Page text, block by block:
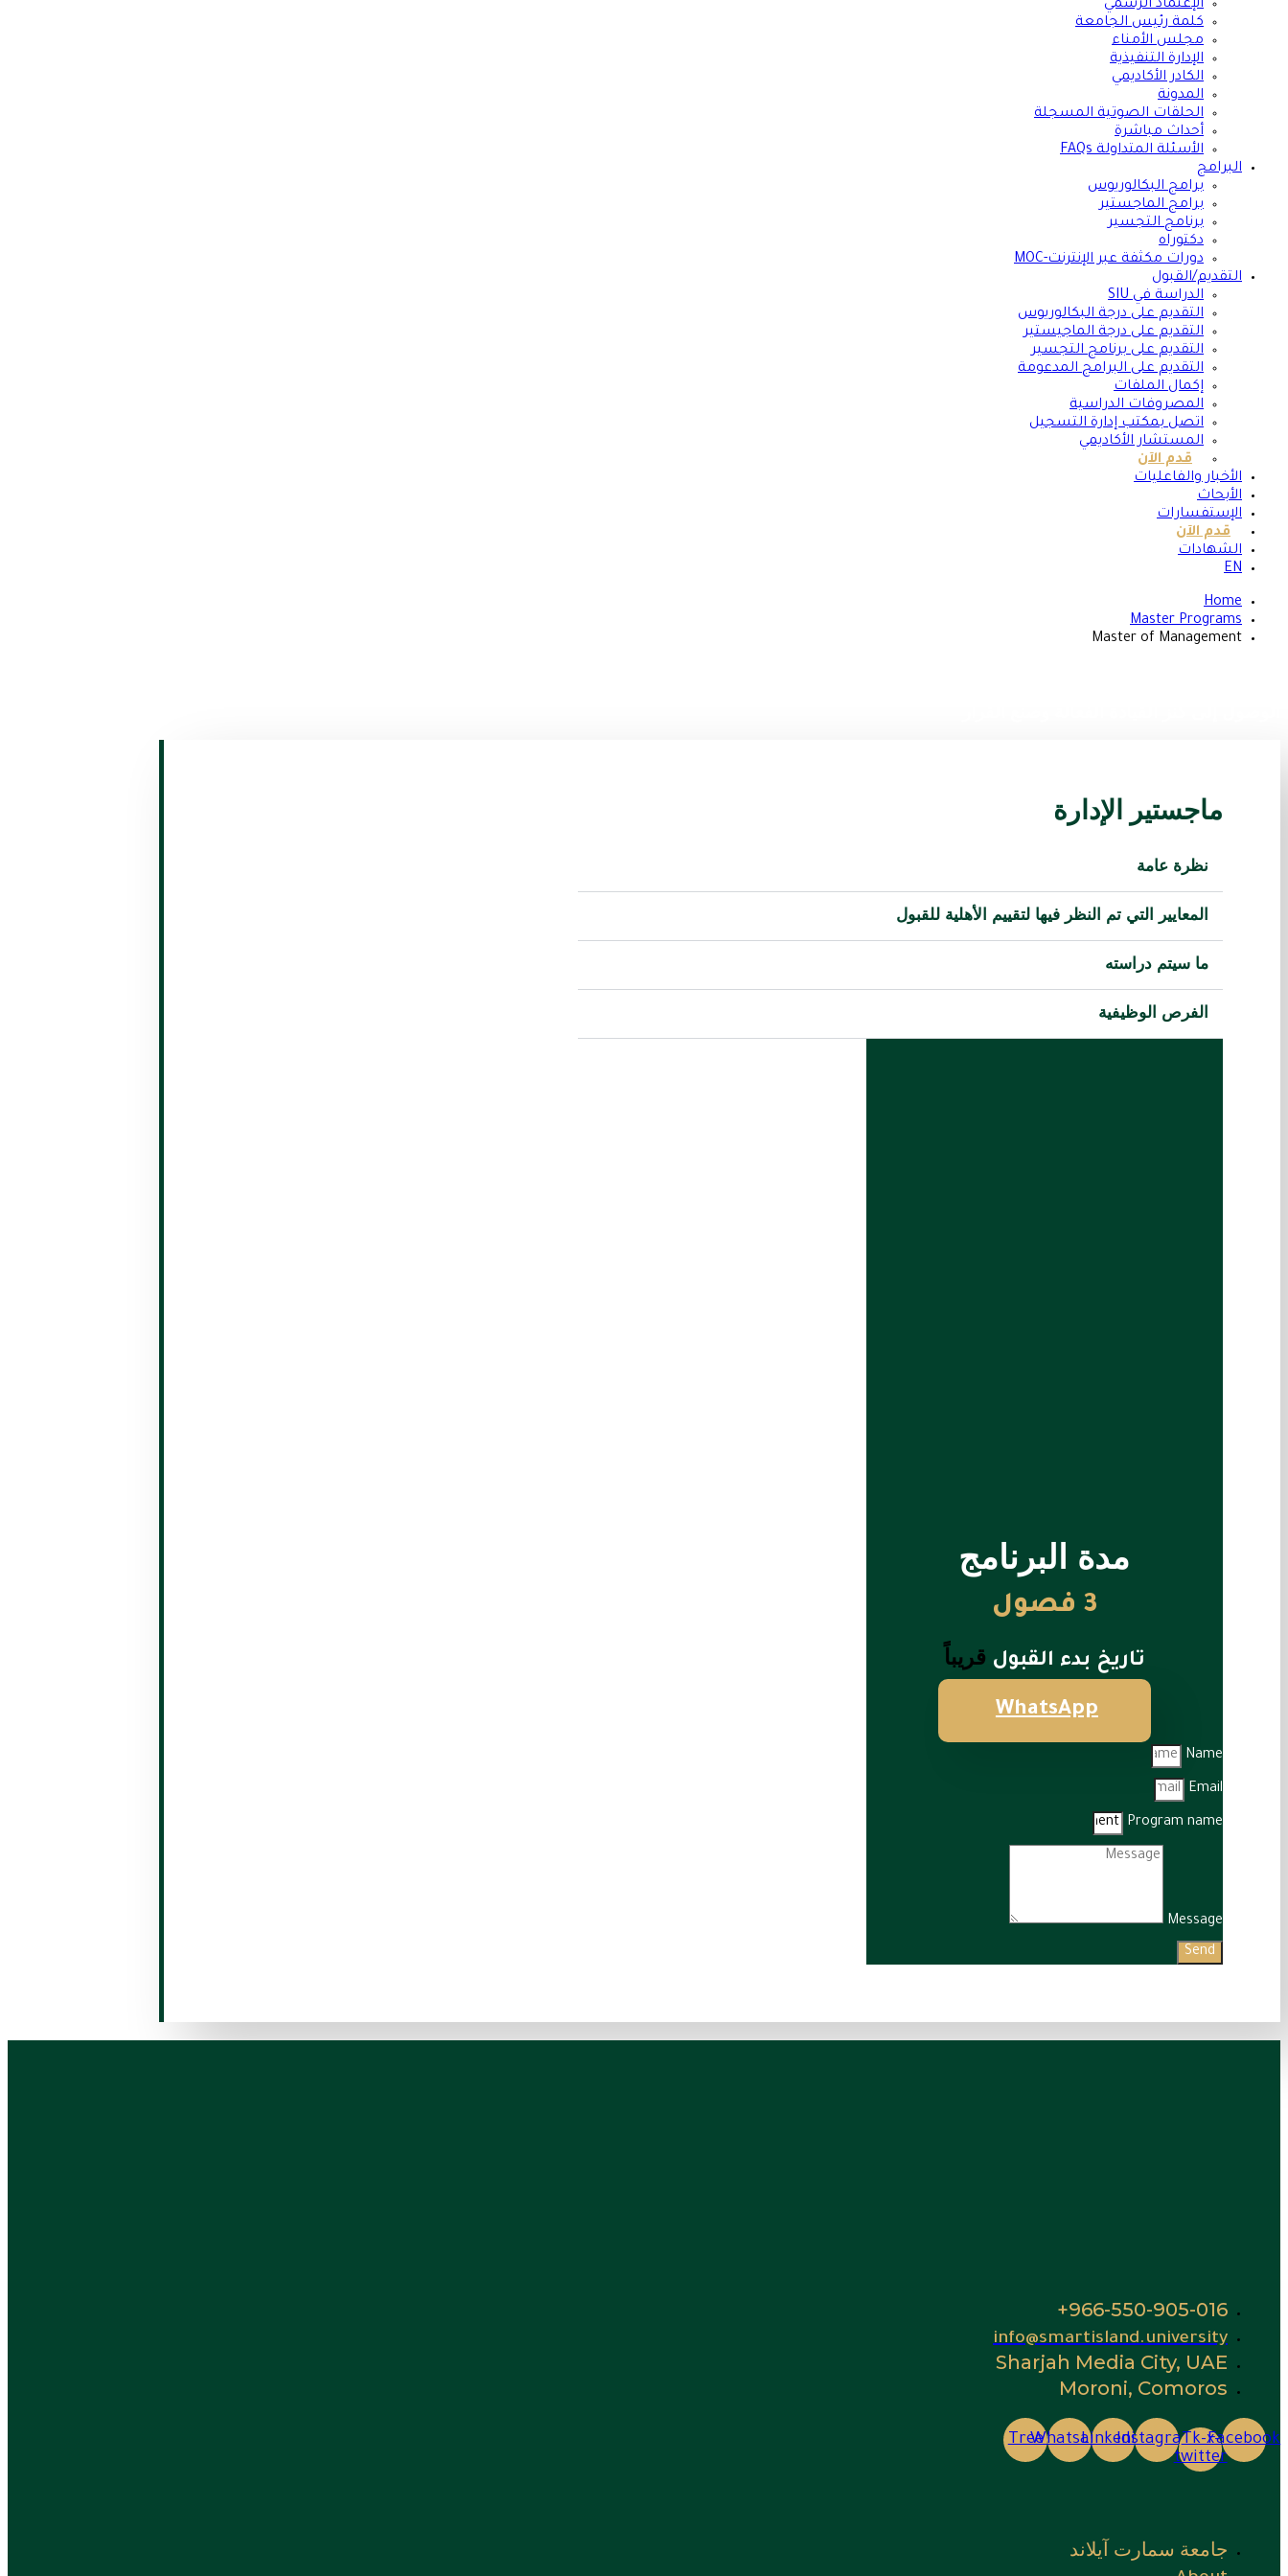
الإعتماد الرسمي
كلمة رئيس الجامعة
مجلس الأمناء
الإدارة التنفيذية
الكادر الأكاديمي
المدونة
الحلقات الصوتية المسجلة
أحداث مباشرة
الأسئلة المتداولة FAQs
البرامج
برامج البكالوريوس
برامج الماجستير
برنامج التجسير
دكتوراه
دورات مكثفة عبر الإنترنت-MOC
التقديم/القبول
الدراسة في SIU
التقديم على درجة البكالوريوس
التقديم على درجة الماجيستير
التقديم على برنامج التجسير
التقديم على البرامج المدعومة
إكمال الملفات
المصروفات الدراسية
اتصل بمكتب إدارة التسجيل
المستشار الأكاديمي
قدم الآن
الأخبار والفاعليات
الأبحاث
الإستفسارات
قدم الآن
الشهادات
EN
Home
Master Programs
Master of Management
ماجستير الإدارة
نظرة عامة
المعايير التي تم النظر فيها لتقييم الأهلية للقبول
ما سيتم دراسته
الفرص الوظيفية
مدة البرنامج
3 فصول
تاريخ بدء القبول قريباً
WhatsApp
Name
Email
Program name
Message
Send
966-550-905-016+
info@smartisland.university
Sharjah Media City, UAE
Moroni, Comoros
Facebook
Tk-x-
twitter
Instagram
Linkedin
Whatsapp
Tree
جامعة سمارت آيلاند